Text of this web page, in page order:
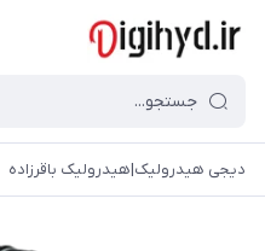
دیجی هیدرولیک|هیدرولیک باقرزاده